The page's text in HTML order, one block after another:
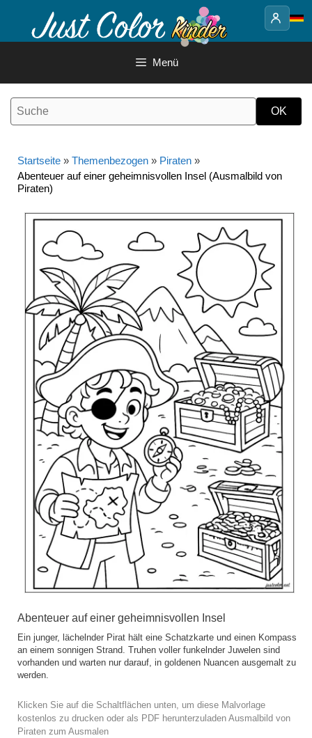
Inhalt
Menü
Startseite » Themenbezogen » Piraten »
Abenteuer auf einer geheimnisvollen Insel (Ausmalbild von
Piraten)
Abenteuer auf einer geheimnisvollen Insel
Ein junger, lächelnder Pirat hält eine Schatzkarte und einen Kompass
an einem sonnigen Strand. Truhen voller funkelnder Juwelen sind
vorhanden und warten nur darauf, in goldenen Nuancen ausgemalt zu
werden.
Klicken Sie auf die Schaltflächen unten, um diese Malvorlage
kostenlos zu drucken oder als PDF herunterzuladen Ausmalbild von
Piraten zum Ausmalen